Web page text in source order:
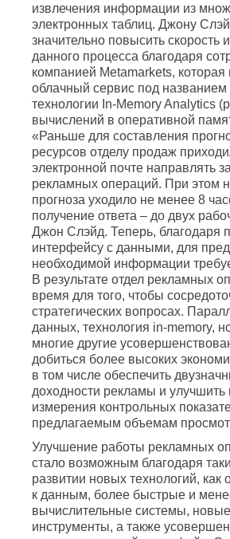
извлечения информации из
электронных таблиц. Джону
значительно повысить скорость
данного процесса благодаря
компанией Metamarkets, которая
облачный сервис под
технологии In-Memory Analytics
вычислений в оперативной
«Раньше для составления
ресурсов отделу продаж
электронной почте направлять
рекламных операций. При этом
прогноза уходило не менее 8
получение ответа – до двух
Джон Слэйд. Теперь, благодаря
интерфейсу с данными, для
необходимой информации
В результате отдел рекламных
время для того, чтобы
стратегических вопросах.
данных, технология in-memory,
многие другие
добиться более высоких
в том числе обеспечить
доходности рекламы и улучшить
измерения контрольных
предлагаемым объемам
Улучшение работы рекламных
стало возможным благодаря
развитии новых технологий, как
к данным, более быстрые и
вычислительные системы,
инструменты, а также